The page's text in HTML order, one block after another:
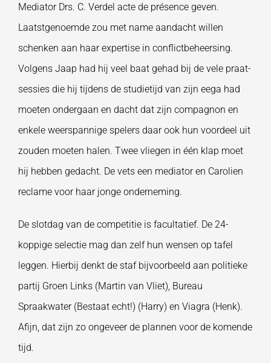
Mediator Drs. C. Verdel acte de présence geven.
Laatstgenoemde zou met name aandacht willen
schenken aan haar expertise in conflictbeheersing.
Volgens Jaap had hij veel baat gehad bij de vele praat-
sessies die hij tijdens de studietijd van zijn eega had
moeten ondergaan en dacht dat zijn compagnon en
enkele weerspannige spelers daar ook hun voordeel uit
zouden moeten halen. Twee vliegen in één klap moet
hij hebben gedacht. De vets een mediator en Carolien
reclame voor haar jonge onderneming.
De slotdag van de competitie is facultatief. De 24-
koppige selectie mag dan zelf hun wensen op tafel
leggen. Hierbij denkt de staf bijvoorbeeld aan politieke
partij Groen Links (Martin van Vliet), Bureau
Spraakwater (Bestaat echt!) (Harry) en Viagra (Henk).
Afijn, dat zijn zo ongeveer de plannen voor de komende
tijd.